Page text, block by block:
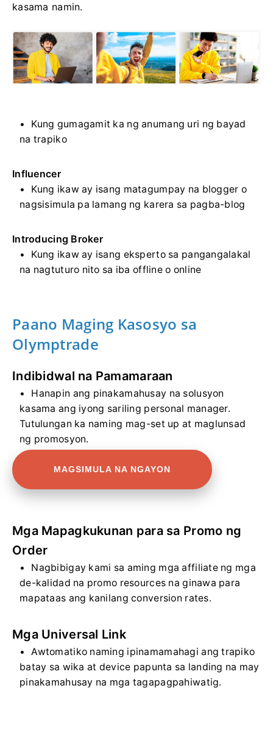
kasama namin.
Kung gumagamit ka ng anumang uri ng bayad
na trapiko
Influencer
Kung ikaw ay isang matagumpay na blogger o
nagsisimula pa lamang ng karera sa pagba-blog
Introducing Broker
Kung ikaw ay isang eksperto sa pangangalakal
na nagtuturo nito sa iba offline o online
Paano Maging Kasosyo sa
Olymptrade
Indibidwal na Pamamaraan
Hanapin ang pinakamahusay na solusyon
kasama ang iyong sariling personal manager.
Tutulungan ka naming mag-set up at maglunsad
ng promosyon.
MAGSIMULA NA NGAYON
Mga Mapagkukunan para sa Promo ng
Order
Nagbibigay kami sa aming mga affiliate ng mga
de-kalidad na promo resources na ginawa para
mapataas ang kanilang conversion rates.
Mga Universal Link
Awtomatiko naming ipinamamahagi ang trapiko
batay sa wika at device papunta sa landing na may
pinakamahusay na mga tagapagpahiwatig.